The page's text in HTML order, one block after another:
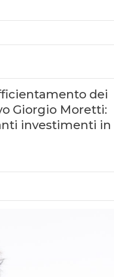
dei
Giorgio Moretti:
investimenti in